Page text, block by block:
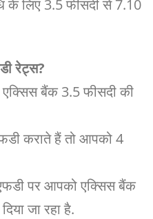
के लिए 3.5 फीसदी से 7.10
रेट्स?
बैंक 3.5 फीसदी की
कराते हैं तो आपको 4
पर आपको एक्सिस बैंक
जा रहा है.